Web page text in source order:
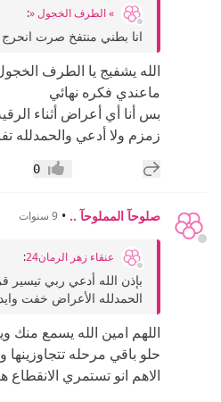
» الطرف الخجول «:
انا بطني منتفخ صرت
الله يشفيج يا الطرف
ماعندي فكره نهائي
بس أنا أي أعراض أثناء
زمزم ولا أدعي والحمدلله
إضافة رد جديد إعجاب0
صلوحآ المملوحآ .. • 9 سنوات
عنقاء زهر الرمان24 :
بإذن الله أدعي ربي تيسير
الحمدلله الأعراض خفت
اللهم امين الله يسمع
حلو باقي مرحله
الاهم انو تستمري